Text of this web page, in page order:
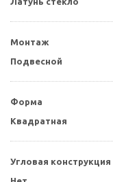
Монтаж
Подвесной
Форма
Квадратная
Угловая конструкция